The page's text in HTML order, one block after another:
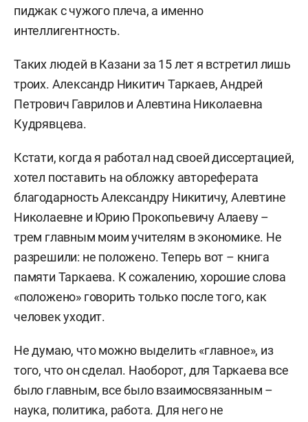
пиджак с чужого плеча, а именно
интеллигентность.
Таких людей в Казани за 15 лет я встретил лишь
троих. Александр Никитич Таркаев, Андрей
Петрович Гаврилов и Алевтина Николаевна
Кудрявцева.
Кстати, когда я работал над своей диссертацией,
хотел поставить на обложку автореферата
благодарность Александру Никитичу, Алевтине
Николаевне и Юрию Прокопьевичу Алаеву –
трем главным моим учителям в экономике. Не
разрешили: не положено. Теперь вот – книга
памяти Таркаева. К сожалению, хорошие слова
«положено» говорить только после того, как
человек уходит.
Не думаю, что можно выделить «главное», из
того, что он сделал. Наоборот, для Таркаева все
было главным, все было взаимосвязанным –
наука, политика, работа. Для него не